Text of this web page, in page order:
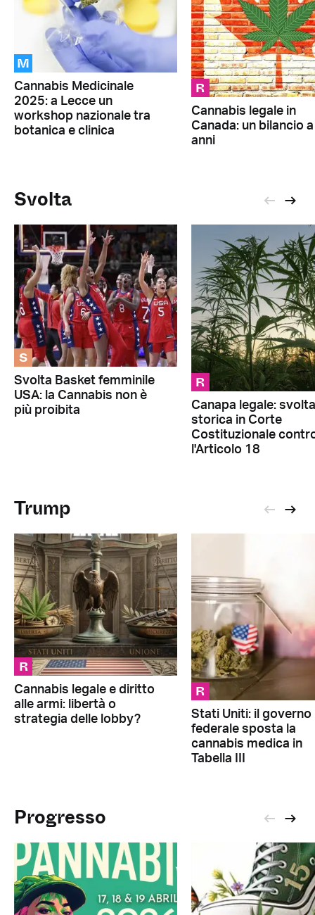
M
Cannabis Medicinale
2025: a Lecce un
workshop nazionale tra
botanica e clinica
R
Cannabis legale in
Canada: un bilancio
anni
Svolta
S
Svolta Basket femminile
USA: la Cannabis non è
più proibita
R
Canapa legale: svolta
storica in Corte
Costituzionale
l'Articolo 18
Trump
R
Cannabis legale e diritto
alle armi: libertà o
strategia delle lobby?
R
Stati Uniti: il governo
federale sposta la
cannabis medica in
Tabella III
Progresso